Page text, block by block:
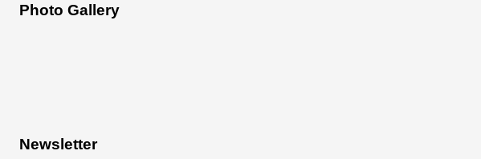
Photo Gallery
Newsletter